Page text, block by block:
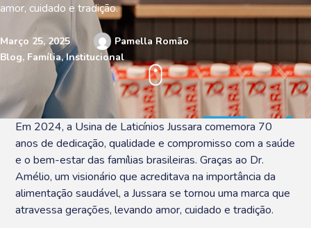
amor, cuidado e tradição.
Março 25, 2025
Pamella Romão
Blog, Família,Institucional
Em 2024, a Usina de Laticínios Jussara comemora 70
anos de dedicação, qualidade e compromisso com a saúde
e o bem-estar das famílias brasileiras. Graças ao Dr.
Amélio, um visionário que acreditava na importância da
alimentação saudável, a Jussara se tornou uma marca que
atravessa gerações, levando amor, cuidado e tradição.